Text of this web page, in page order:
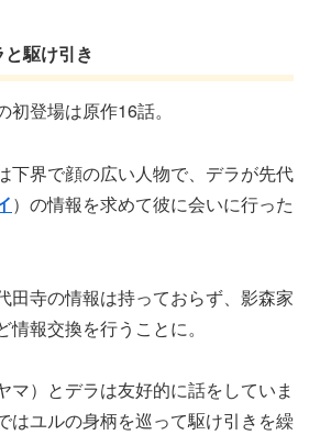
駆け引き
登場は原作16話。
下界で顔の広い人物で、デラが先代
）の情報を求めて彼に会いに行った
田寺の情報は持っておらず、影森家
報交換を行うことに。
マ）とデラは友好的に話をしていま
はユルの身柄を巡って駆け引きを繰